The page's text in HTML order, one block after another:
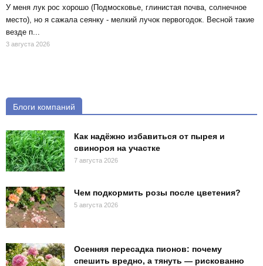
У меня лук рос хорошо (Подмосковье, глинистая почва, солнечное
место), но я сажала сеянку - мелкий лучок первогодок. Весной такие
везде п...
3 августа 2026
Блоги компаний
Как надёжно избавиться от пырея и
свинороя на участке
7 августа 2026
Чем подкормить розы после цветения?
5 августа 2026
Осенняя пересадка пионов: почему
спешить вредно, а тянуть — рискованно